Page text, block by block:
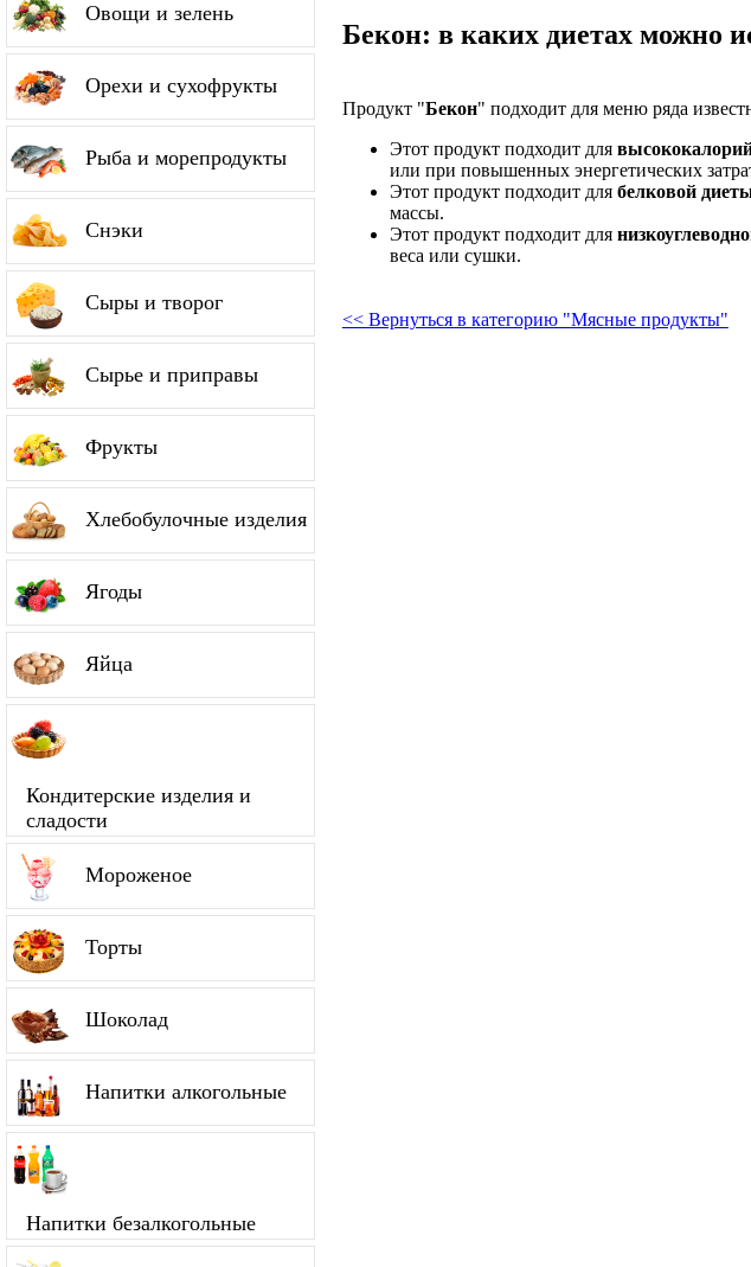
Овощи и зелень
Орехи и сухофрукты
Рыба и морепродукты
Снэки
Сыры и творог
Сырье и приправы
Фрукты
Хлебобулочные изделия
Ягоды
Яйца
Кондитерские изделия и
сладости
Мороженое
Торты
Шоколад
Напитки алкогольные
Напитки безалкогольные
Бекон: в каких диетах можно
Продукт "Бекон" подходит для меню ряда
Этот продукт подходит для
или при повышенных энергетических
Этот продукт подходит для белковой
массы.
Этот продукт подходит для
веса или сушки.
<< Вернуться в категорию "Мясные продукты"